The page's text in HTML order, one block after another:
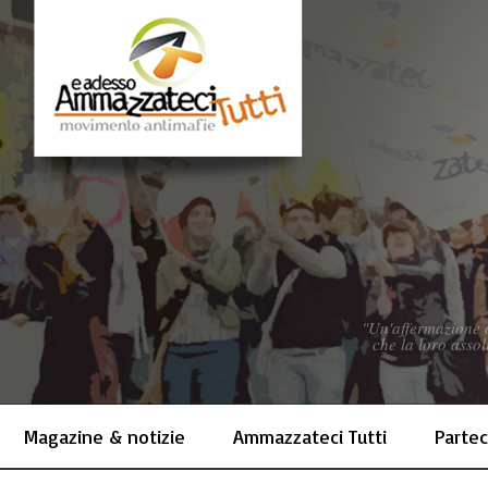
che la loro
Magazine & notizie Ammazzateci Tutti